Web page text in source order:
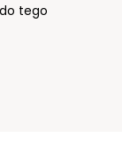
tego